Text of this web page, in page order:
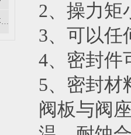
铸造阀门和锻造阀门的优缺点及不同应用
2、操力矩
3、可以任
4、密封件
5、密封材
阀板与阀